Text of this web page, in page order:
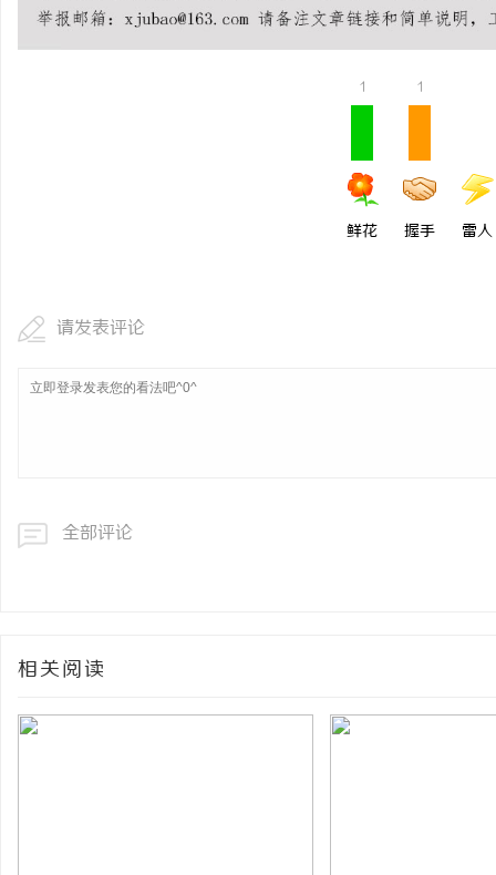
1
鲜花
1
握手 雷人
请发表评论
全部评论
相关阅读
揭秘！专业充电桩项目